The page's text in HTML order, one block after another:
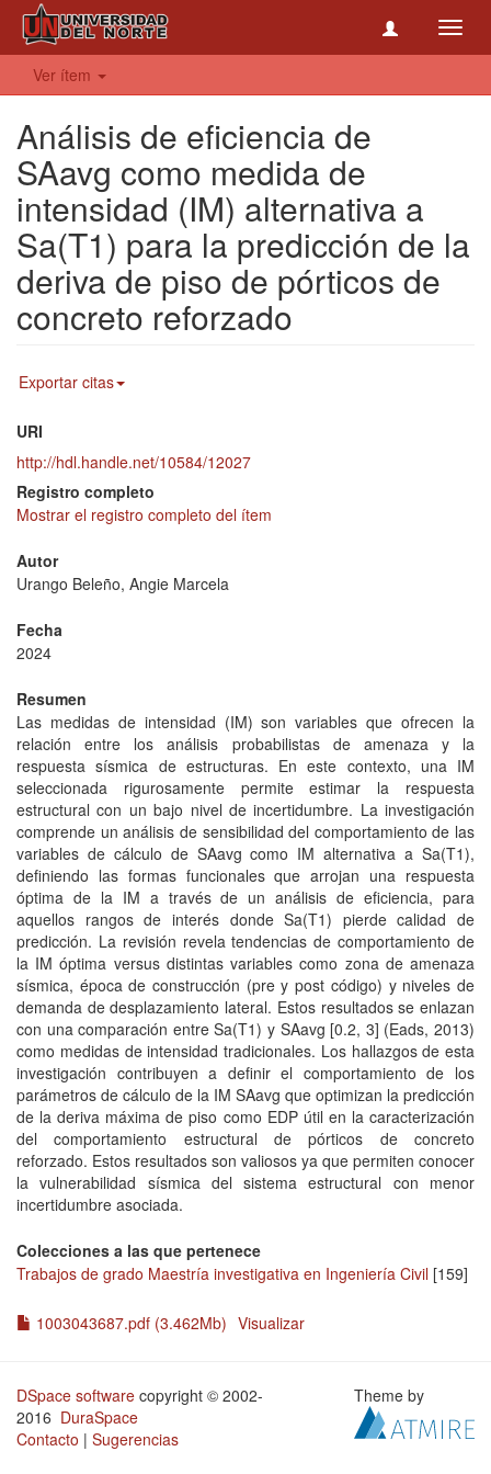
Ver ítem
Análisis de eficiencia de
SAavg como medida de
intensidad (IM) alternativa a
Sa(T1) para la predicción de la
deriva de piso de pórticos de
concreto reforzado
Exportar citas
URI
http://hdl.handle.net/10584/12027
Registro completo
Mostrar el registro completo del ítem
Autor
Urango Beleño, Angie Marcela
Fecha
2024
Resumen
Las medidas de intensidad (IM) son variables que ofrecen la
relación entre los análisis probabilistas de amenaza y la
respuesta sísmica de estructuras. En este contexto, una IM
seleccionada rigurosamente permite estimar la respuesta
estructural con un bajo nivel de incertidumbre. La investigación
comprende un análisis de sensibilidad del comportamiento de las
variables de cálculo de SAavg como IM alternativa a Sa(T1),
definiendo las formas funcionales que arrojan una respuesta
óptima de la IM a través de un análisis de eficiencia, para
aquellos rangos de interés donde Sa(T1) pierde calidad de
predicción. La revisión revela tendencias de comportamiento de
la IM óptima versus distintas variables como zona de amenaza
sísmica, época de construcción (pre y post código) y niveles de
demanda de desplazamiento lateral. Estos resultados se enlazan
con una comparación entre Sa(T1) y SAavg [0.2, 3] (Eads, 2013)
como medidas de intensidad tradicionales. Los hallazgos de esta
investigación contribuyen a definir el comportamiento de los
parámetros de cálculo de la IM SAavg que optimizan la predicción
de la deriva máxima de piso como EDP útil en la caracterización
del comportamiento estructural de pórticos de concreto
reforzado. Estos resultados son valiosos ya que permiten conocer
la vulnerabilidad sísmica del sistema estructural con menor
incertidumbre asociada.
Colecciones a las que pertenece
Trabajos de grado Maestría investigativa en Ingeniería Civil [159]
1003043687.pdf (3.462Mb) Visualizar
DSpace software copyright © 2002-
2016 DuraSpace
Contacto | Sugerencias
Theme by